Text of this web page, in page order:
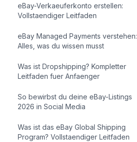
eBay-Verkaeuferkonto erstellen:
Vollstaendiger Leitfaden
eBay Managed Payments verstehen:
Alles, was du wissen musst
Was ist Dropshipping? Kompletter
Leitfaden fuer Anfaenger
So bewirbst du deine eBay-Listings
2026 in Social Media
Was ist das eBay Global Shipping
Program? Vollstaendiger Leitfaden